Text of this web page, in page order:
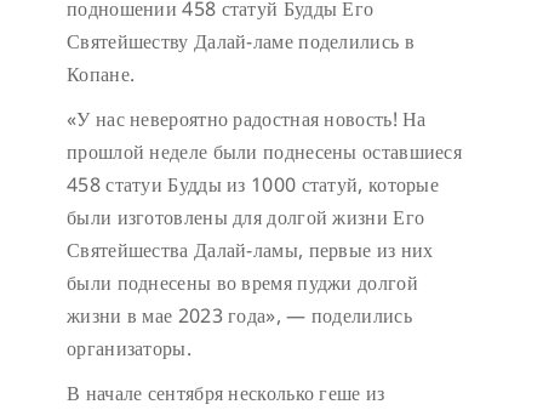
подношении 458 статуй Будды Его
Святейшеству Далай-ламе поделились в
Копане.
«У нас невероятно радостная новость! На
прошлой неделе были поднесены оставшиеся
458 статуи Будды из 1000 статуй, которые
были изготовлены для долгой жизни Его
Святейшества Далай-ламы, первые из них
были поднесены во время пуджи долгой
жизни в мае 2023 года», — поделились
организаторы.
В начале сентября несколько геше из